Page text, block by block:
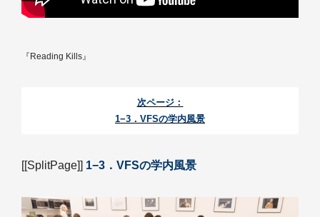
『Reading Kills』
次ページ：
1−3．VFSの学内風景
[[SplitPage]] 1−3．VFSの学内風景